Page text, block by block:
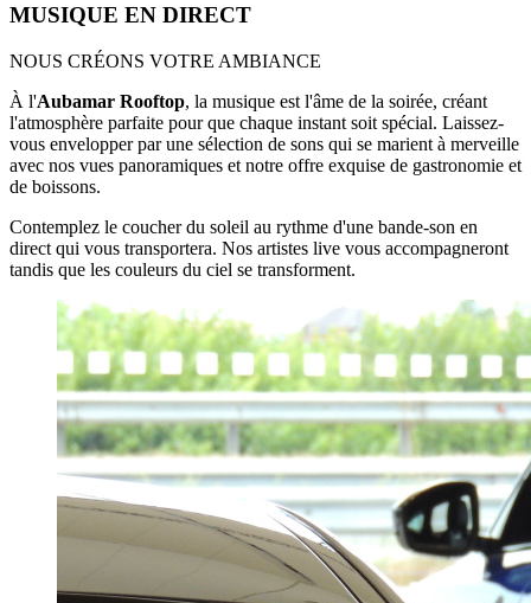
MUSIQUE EN DIRECT
NOUS CRÉONS VOTRE AMBIANCE
À l'Aubamar Rooftop, la musique est l'âme de la soirée, créant
l'atmosphère parfaite pour que chaque instant soit spécial. Laissez-
vous envelopper par une sélection de sons qui se marient à merveille
avec nos vues panoramiques et notre offre exquise de gastronomie et
de boissons.
Contemplez le coucher du soleil au rythme d'une bande-son en
direct qui vous transportera. Nos artistes live vous accompagneront
tandis que les couleurs du ciel se transforment.